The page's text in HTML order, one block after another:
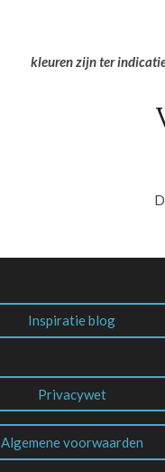
kleuren zijn ter
Inspiratie blog
Privacywet
Algemene voorwaarden